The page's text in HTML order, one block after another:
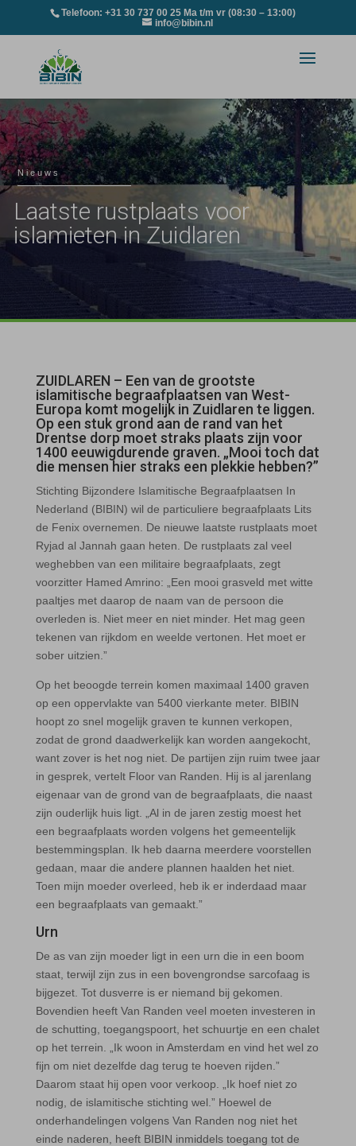
Telefoon: +31 30 737 00 25 Ma t/m vr (08:30 – 13:00)
info@bibin.nl
Nieuws
Laatste rustplaats voor
islamieten in Zuidlaren
ZUIDLAREN – Een van de grootste
islamitische begraafplaatsen van West-
Europa komt mogelijk in Zuidlaren te liggen.
Op een stuk grond aan de rand van het
Drentse dorp moet straks plaats zijn voor
1400 eeuwigdurende graven. „Mooi toch dat
die mensen hier straks een plekkie hebben?”
Stichting Bijzondere Islamitische Begraafplaatsen In
Nederland (BIBIN) wil de particuliere begraafplaats Lits
de Fenix overnemen. De nieuwe laatste rustplaats moet
Ryjad al Jannah gaan heten. De rustplaats zal veel
weghebben van een militaire begraafplaats, zegt
voorzitter Hamed Amrino: „Een mooi grasveld met witte
paaltjes met daarop de naam van de persoon die
overleden is. Niet meer en niet minder. Het mag geen
tekenen van rijkdom en weelde vertonen. Het moet er
sober uitzien.”
Op het beoogde terrein komen maximaal 1400 graven
op een oppervlakte van 5400 vierkante meter. BIBIN
hoopt zo snel mogelijk graven te kunnen verkopen,
zodat de grond daadwerkelijk kan worden aangekocht,
want zover is het nog niet. De partijen zijn ruim twee jaar
in gesprek, vertelt Floor van Randen. Hij is al jarenlang
eigenaar van de grond van de begraafplaats, die naast
zijn ouderlijk huis ligt. „Al in de jaren zestig moest het
een begraafplaats worden volgens het gemeentelijk
bestemmingsplan. Ik heb daarna meerdere voorstellen
gedaan, maar die andere plannen haalden het niet.
Toen mijn moeder overleed, heb ik er inderdaad maar
een begraafplaats van gemaakt.”
Urn
De as van zijn moeder ligt in een urn die in een boom
staat, terwijl zijn zus in een bovengrondse sarcofaag is
bijgezet. Tot dusverre is er niemand bij gekomen.
Bovendien heeft Van Randen veel moeten investeren in
de schutting, toegangspoort, het schuurtje en een chalet
op het terrein. „Ik woon in Amsterdam en vind het wel zo
fijn om niet dezelfde dag terug te hoeven rijden.”
Daarom staat hij open voor verkoop. „Ik hoef niet zo
nodig, de islamitische stichting wel.” Hoewel de
onderhandelingen volgens Van Randen nog niet het
einde naderen, heeft BIBIN inmiddels toegang tot de